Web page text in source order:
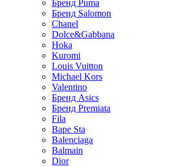
Бренд Puma
Бренд Salomon
Chanel
Dolce&Gabbana
Hoka
Kuromi
Louis Vuitton
Michael Kors
Valentino
Бренд Asics
Бренд Premiata
Fila
Bape Sta
Balenciaga
Balmain
Dior